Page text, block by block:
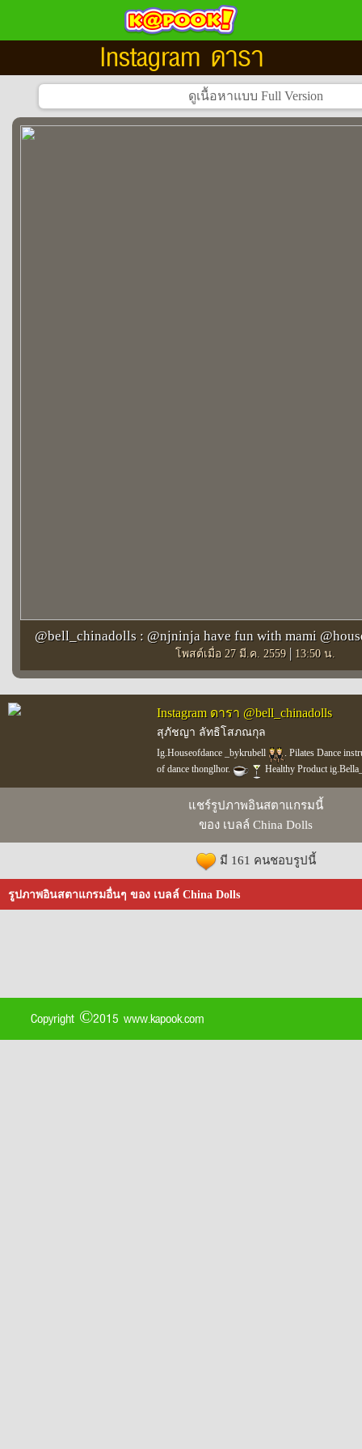
Instagram ดารา
@bell_chinadolls : @njninja have fun with mami
โพสต์เมื่อ 27 มี.ค. 2559 | 13:50 น.
Instagram ดารา @bell_chinadolls
สุภัชญา ลัทธิโสภณกุล
Ig.Houseofdance _bykrubell
. Pilates Dance
of dance thonglhor.
Healthy Product
แชร์รูปภาพอินสตาแกรมนี้
ของ เบลล์ China Dolls
มี 161 คนชอบรูปนี้
รูปภาพอินสตาแกรมอื่นๆ ของ เบลล์ China Dolls
Copyright ©2015 www.kapook.com